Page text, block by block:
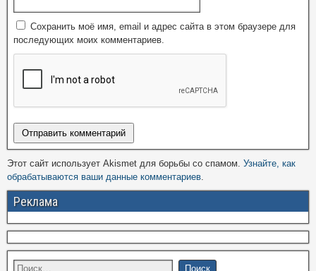
Сохранить моё имя, email и адрес сайта в этом браузере для
последующих моих комментариев.
Этот сайт использует Akismet для борьбы со спамом. Узнайте, как
обрабатываются ваши данные комментариев.
Реклама